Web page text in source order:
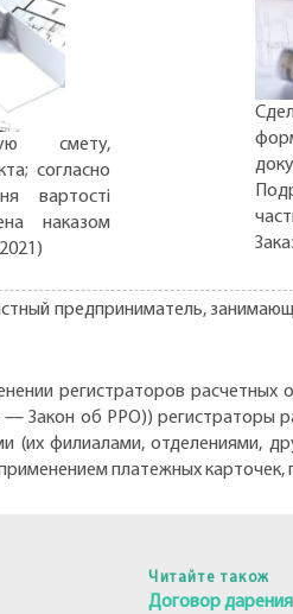
смету,
согласно
вартості
наказом
предприниматель,
регистраторов
— Закон об РРО)) регистраторы
(их филиалами, отделениями,
платежных
Читайте також
Договор